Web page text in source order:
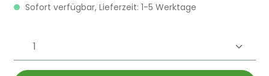
Sofort verfügbar, Lieferzeit: 1-5 Werktage
Produkt Anzahl: Gib den